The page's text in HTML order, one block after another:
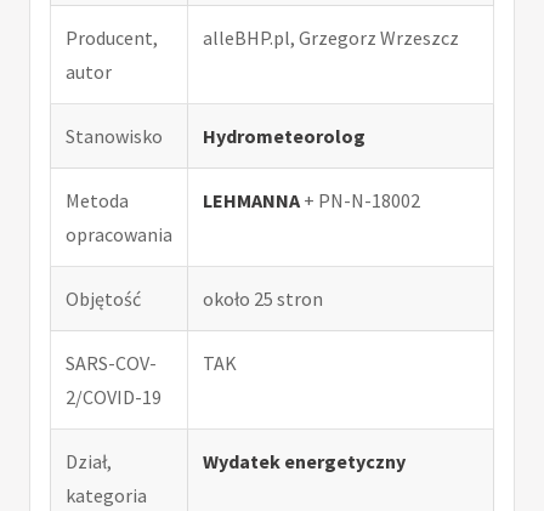
Producent,
autor
alleBHP.pl, Grzegorz Wrzeszcz
Stanowisko Hydrometeorolog
Metoda
opracowania
LEHMANNA + PN-N-18002
Objętość około 25 stron
SARS-COV-
2/COVID-19
TAK
Dział,
kategoria
Wydatek energetyczny